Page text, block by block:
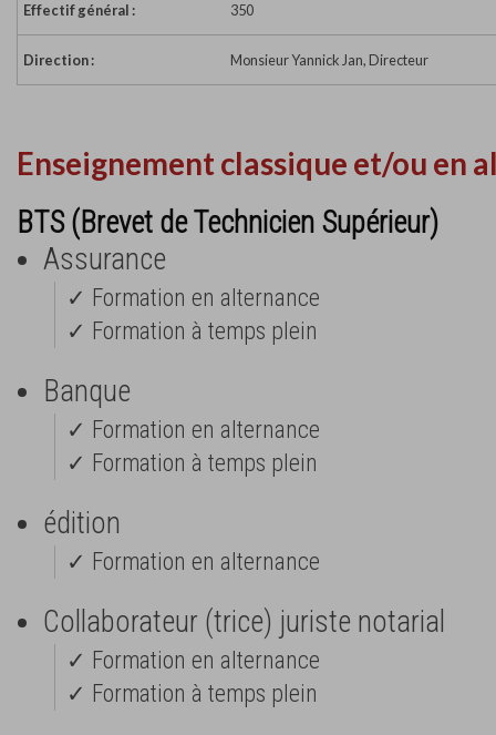
Effectif général : 350
Direction : Monsieur Yannick Jan, Directeur
Enseignement classique et/ou en
BTS (Brevet de Technicien Supérieur)
Assurance
✓ Formation en alternance
✓ Formation à temps plein
Banque
✓ Formation en alternance
✓ Formation à temps plein
édition
✓ Formation en alternance
Collaborateur (trice) juriste notarial
✓ Formation en alternance
✓ Formation à temps plein